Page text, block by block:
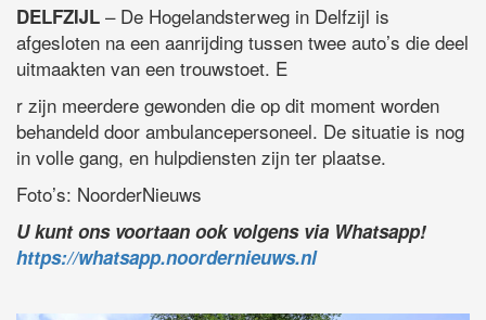
DELFZIJL – De Hogelandsterweg in Delfzijl is
afgesloten na een aanrijding tussen twee auto’s die deel
uitmaakten van een trouwstoet. E
r zijn meerdere gewonden die op dit moment worden
behandeld door ambulancepersoneel. De situatie is nog
in volle gang, en hulpdiensten zijn ter plaatse.
Foto’s: NoorderNieuws
U kunt ons voortaan ook volgens via Whatsapp!
https://whatsapp.noordernieuws.nl